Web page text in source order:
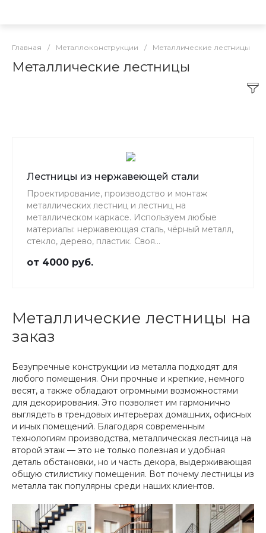
Главная / Металлоконструкции / Металлические лестницы
Металлические лестницы
Лестницы из нержавеющей стали
Проектирование, производство и монтаж
металлических лестниц и лестниц на
металлическом каркасе. Используем любые
материалы: нержавеющая сталь, чёрный металл,
стекло, дерево, пластик. Своя
оборудование для обработки металла.
от 4000 руб.
Металлические лестницы на
заказ
Безупречные конструкции из металла подходят для
любого помещения. Они прочные и крепкие, немного
весят, а также обладают огромными возможностями
для декорирования. Это позволяет им гармонично
выглядеть в трендовых интерьерах домашних, офисных
и иных помещений. Благодаря современным
технологиям производства, металлическая лестница на
второй этаж — это не только полезная и удобная
деталь обстановки, но и часть декора, выдерживающая
общую стилистику помещения. Вот почему лестницы из
металла так популярны среди наших клиентов.